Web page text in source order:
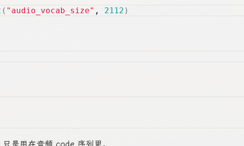
( "audio_vocab_size" , 2112 )